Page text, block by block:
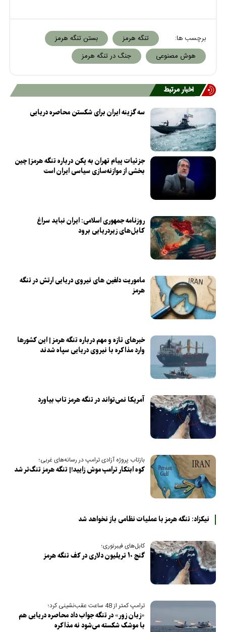
برچسب ها: تنگه هرمز
بستن تنگه هرمز
هوش مصنوعی
جنگ در تنگه هرمز
اخبار مرتبط
سه گزینه ایران برای شکستن محاصره دریایی
جزئیات پیام تهران به پکن درباره تنگه هرمز| چین
بخشی از موازنه‌سازی سیاسی ایران است
روزنامه جمهوری اسلامی: ایران نباید سراغ
کابل‌های زیردریایی برود
ماموریت دلفین های نیروی دریایی‌ ارتش در تنگه
هرمز
خبرهای تازه و مهم درباره تنگه هرمز | این کشورها
وارد مذاکره با نیروی دریایی سپاه شدند
آمریکا نمی‌تواند در تنگه هرمز تاب بیاورد
بازتاب پروژه آزادی ترامپ در رسانه‌های غربی؛
کوه ابتکار ترامپ موش زایید!| تنگه هرمز تنگ‌تر شد
نیکزاد: تنگه هرمز با عملیات نظامی باز نخواهد شد
کابل‌های فیبرنوری؛
گنج ۱۰ تریلیون دلاری در کف تنگه هرمز
ترامپ کمتر از 48 ساعت عقب‌نشینی کرد؛
«زبان زور» در تنگه جواب داد محاصره دریایی هم
با موشک شکسته می‌شود نه مذاکره